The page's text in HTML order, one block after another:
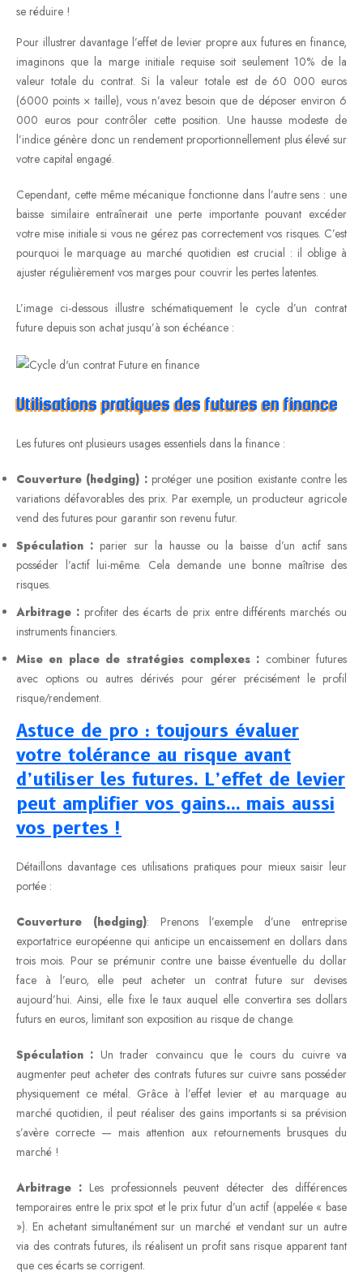
se réduire !
Pour illustrer davantage l’effet de levier propre aux futures en finance,
imaginons que la marge initiale requise soit seulement 10% de la
valeur totale du contrat. Si la valeur totale est de 60 000 euros
(6000 points × taille), vous n’avez besoin que de déposer environ 6
000 euros pour contrôler cette position. Une hausse modeste de
l’indice génère donc un rendement proportionnellement plus élevé sur
votre capital engagé.
Cependant, cette même mécanique fonctionne dans l’autre sens : une
baisse similaire entraînerait une perte importante pouvant excéder
votre mise initiale si vous ne gérez pas correctement vos risques. C’est
pourquoi le marquage au marché quotidien est crucial : il oblige à
ajuster régulièrement vos marges pour couvrir les pertes latentes.
L’image ci-dessous illustre schématiquement le cycle d’un contrat
future depuis son achat jusqu’à son échéance :
Utilisations pratiques des futures en finance
Les futures ont plusieurs usages essentiels dans la finance :
Couverture (hedging) :protéger une position existante contre les
variations défavorables des prix. Par exemple, un producteur agricole
vend des futures pour garantir son revenu futur.
Spéculation : parier sur la hausse ou la baisse d’un actif sans
posséder l’actif lui-même. Cela demande une bonne maîtrise des
risques.
Arbitrage :profiter des écarts de prix entre différents marchés ou
instruments financiers.
Mise en place de stratégies complexes : combiner futures
avec options ou autres dérivés pour gérer précisément le profil
risque/rendement.
Astuce de pro : toujours évaluer
votre tolérance au risque avant
d’utiliser les futures. L’effet de levier
peut amplifier vos gains… mais aussi
vos pertes !
Détaillons davantage ces utilisations pratiques pour mieux saisir leur
portée :
Couverture (hedging): Prenons l’exemple d’une entreprise
exportatrice européenne qui anticipe un encaissement en dollars dans
trois mois. Pour se prémunir contre une baisse éventuelle du dollar
face à l’euro, elle peut acheter un contrat future sur devises
aujourd’hui. Ainsi, elle fixe le taux auquel elle convertira ses dollars
futurs en euros, limitant son exposition au risque de change.
Spéculation : Un trader convaincu que le cours du cuivre va
augmenter peut acheter des contrats futures sur cuivre sans posséder
physiquement ce métal. Grâce à l’effet levier et au marquage au
marché quotidien, il peut réaliser des gains importants si sa prévision
s’avère correcte — mais attention aux retournements brusques du
marché !
Arbitrage :Les professionnels peuvent détecter des différences
temporaires entre le prix spot et le prix futur d’un actif (appelée « base
»). En achetant simultanément sur un marché et vendant sur un autre
via des contrats futures, ils réalisent un profit sans risque apparent tant
que ces écarts se corrigent.